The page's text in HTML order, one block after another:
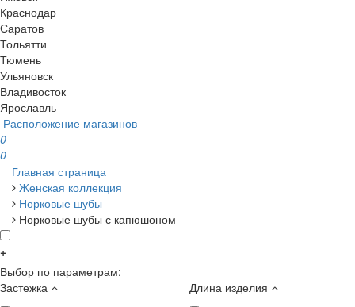
Краснодар
Саратов
Тольятти
Тюмень
Ульяновск
Владивосток
Ярославль
Расположение магазинов
0
0
Главная страница
Женская коллекция
Норковые шубы
Норковые шубы с капюшоном
+
Выбор по параметрам:
Застежка
Длина изделия